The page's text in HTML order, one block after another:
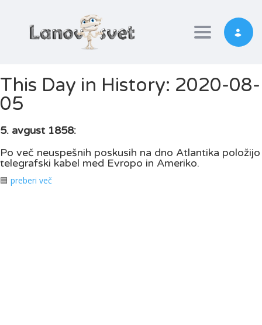
Toggle
This Day in History: 2020-08-
05
5. avgust 1858:
Po več neuspešnih poskusih na dno Atlantika položijo
telegrafski kabel med Evropo in Ameriko.
🟦 preberi več